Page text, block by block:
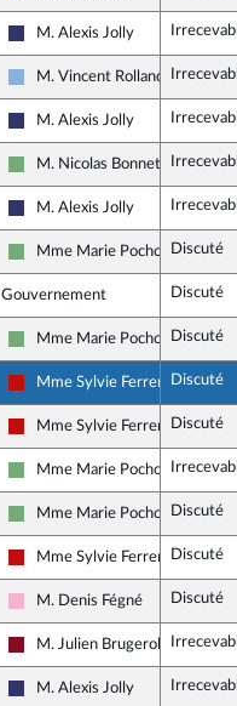
Rassemblement National
M. Alexis Jolly
Droite Républicaine
M. Vincent Rolland
Rassemblement National
M. Alexis Jolly
Écologiste et Social
M. Nicolas Bonnet
Rassemblement National
M. Alexis Jolly
Écologiste et Social
Mme Marie Pochon Discuté
Gouvernement Discuté
Écologiste et Social
Mme Marie Pochon Discuté
La France insoumise - Nouveau
Mme Sylvie Ferrer Discuté
La France insoumise - Nouveau
Mme Sylvie Ferrer Discuté
Écologiste et Social
Mme Marie Pochon
Écologiste et Social
Mme Marie Pochon Discuté
La France insoumise - Nouveau
Mme Sylvie Ferrer Discuté
Socialistes et apparentés
M. Denis Fégné Discuté
Gauche Démocrate et
M. Julien Brugerolles
Rassemblement National
M. Alexis Jolly